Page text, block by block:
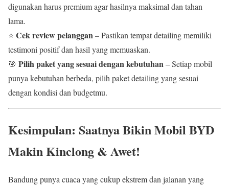
digunakan harus premium agar hasilnya maksimal dan tahan
lama.
⭐ Cek review pelanggan– Pastikan tempat detailing memiliki
testimoni positif dan hasil yang memuaskan.
🎯 Pilih paket yang sesuai dengan kebutuhan– Setiap mobil
punya kebutuhan berbeda, pilih paket detailing yang sesuai
dengan kondisi dan budgetmu.
Kesimpulan: Saatnya Bikin Mobil BYD
Makin Kinclong & Awet!
Bandung punya cuaca yang cukup ekstrem dan jalanan yang